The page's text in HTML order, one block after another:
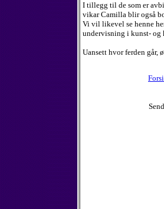
I tillegg til de som er
vikar Camilla blir også
Vi vil likevel se henne
undervisning i kunst- og
Uansett hvor ferden